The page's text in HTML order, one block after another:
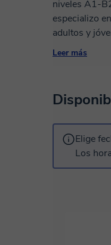
niveles A1-
especializo
adultos y jóvenes. Mi método combina situaciones reales con material
que
necesidades. Si buscas una preparación efectiva para tu examen o simplemente quieres mejorar
Leer más
Elige
Los